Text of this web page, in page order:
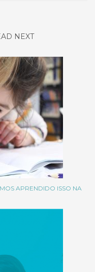
NEXT
APRENDIDO ISSO NA